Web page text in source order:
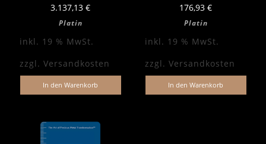
3.137,13 €
Platin
inkl. 19 % MwSt.
zzgl. Versandkosten
In den Warenkorb
176,93 €
Platin
inkl. 19 % MwSt.
zzgl. Versandkosten
In den Warenkorb